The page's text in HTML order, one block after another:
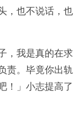
，也不说话，也
，我是真的在求
责。毕竟你出轨
！」小志提高了